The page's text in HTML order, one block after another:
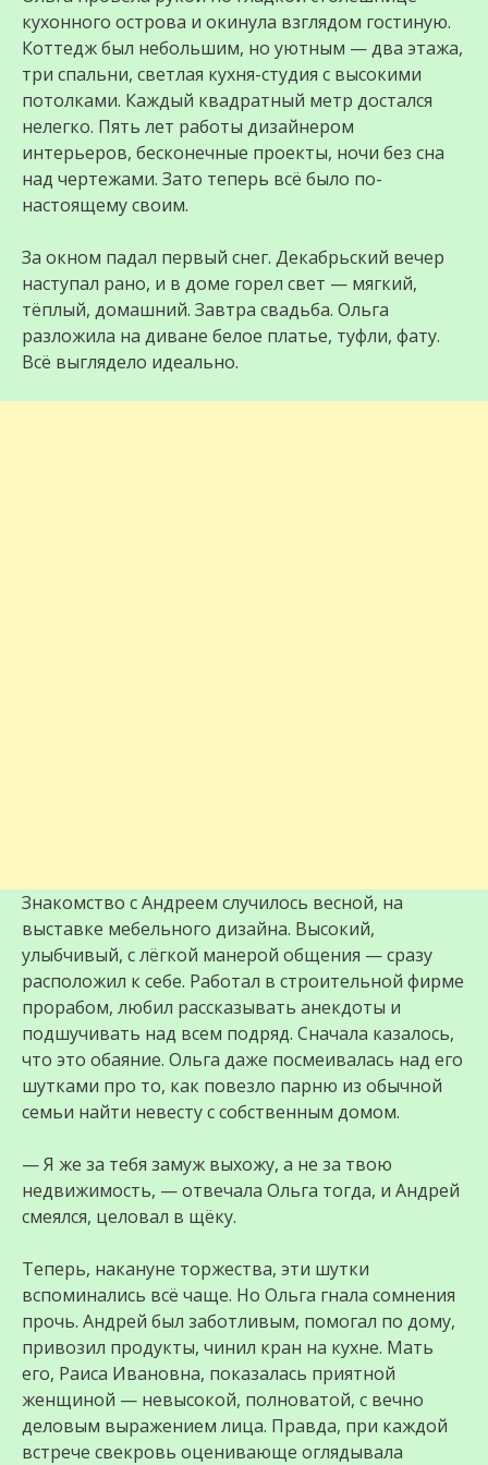
кухонного острова и окинула взглядом гостиную.
Коттедж был небольшим, но уютным — два этажа,
три спальни, светлая кухня-студия с высокими
потолками. Каждый квадратный метр достался
нелегко. Пять лет работы дизайнером
интерьеров, бесконечные проекты, ночи без сна
над чертежами. Зато теперь всё было по-
настоящему своим.
За окном падал первый снег. Декабрьский вечер
наступал рано, и в доме горел свет — мягкий,
тёплый, домашний. Завтра свадьба. Ольга
разложила на диване белое платье, туфли, фату.
Всё выглядело идеально.
Знакомство с Андреем случилось весной, на
выставке мебельного дизайна. Высокий,
улыбчивый, с лёгкой манерой общения — сразу
расположил к себе. Работал в строительной фирме
прорабом, любил рассказывать анекдоты и
подшучивать над всем подряд. Сначала казалось,
что это обаяние. Ольга даже посмеивалась над его
шутками про то, как повезло парню из обычной
семьи найти невесту с собственным домом.
— Я же за тебя замуж выхожу, а не за твою
недвижимость, — отвечала Ольга тогда, и Андрей
смеялся, целовал в щёку.
Теперь, накануне торжества, эти шутки
вспоминались всё чаще. Но Ольга гнала сомнения
прочь. Андрей был заботливым, помогал по дому,
привозил продукты, чинил кран на кухне. Мать
его, Раиса Ивановна, показалась приятной
женщиной — невысокой, полноватой, с вечно
деловым выражением лица. Правда, при каждой
встрече свекровь оценивающе оглядывала